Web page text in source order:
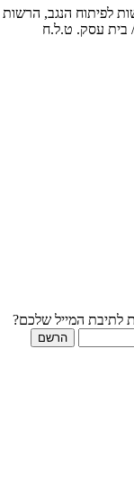
לפיתוח הנגב,
/ בית עסק. ט.ל.ח
לתיבת המייל שלכם?